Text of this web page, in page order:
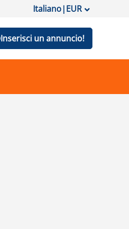
Italiano|EUR
Inserisci un annuncio!